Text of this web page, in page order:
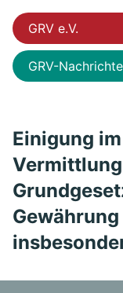
GRV e.V.
GRV-
Einigung im